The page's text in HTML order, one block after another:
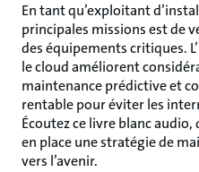
En tant qu’exploitant
principales missions est de
des équipements critiques.
le cloud améliorent
maintenance prédictive et
rentable pour éviter les
Écoutez ce livre blanc
en place une stratégie de
vers l’avenir.